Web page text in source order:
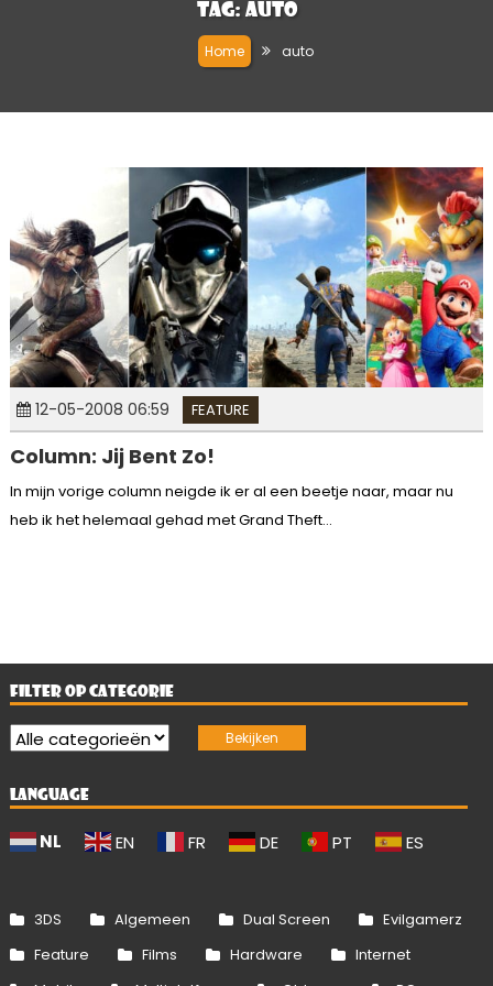
Tag: auto
Home auto
12-05-2008 06:59 FEATURE
Column: Jij Bent Zo!
In mijn vorige column neigde ik er al een beetje naar, maar nu
heb ik het helemaal gehad met Grand Theft...
FILTER OP CATEGORIE
LANGUAGE
NL EN FR DE PT ES
3DS Algemeen Dual Screen
Evilgamerz
Feature
Films Hardware
Internet